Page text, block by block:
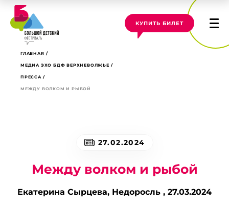
КУПИТЬ БИЛЕТ
ГЛАВНАЯ
МЕДИА ЭХО БДФ ВЕРХНЕВОЛЖЬЕ
ПРЕССА
МЕЖДУ ВОЛКОМ И РЫБОЙ
27.02.2024
Между волком и рыбой
Екатерина Сырцева, Недоросль , 27.03.2024